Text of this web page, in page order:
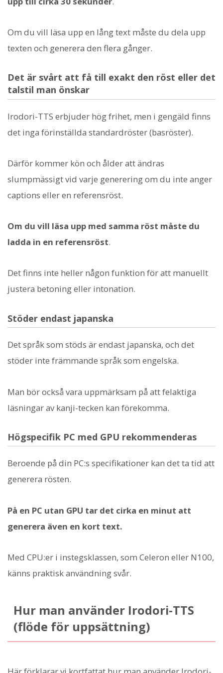
Om du vill läsa upp en lång text måste du dela upp
texten och generera den flera gånger.
Det är svårt att få till exakt den röst eller det
talstil man önskar
Irodori-TTS erbjuder hög frihet, men i gengäld finns
det inga förinställda standardröster (basröster).
Därför kommer kön och ålder att ändras
slumpmässigt vid varje generering om du inte anger
captions eller en referensröst.
Om du vill läsa upp med samma röst måste du
ladda in en referensröst.
Det finns inte heller någon funktion för att manuellt
justera betoning eller intonation.
Stöder endast japanska
Det språk som stöds är endast japanska, och det
stöder inte främmande språk som engelska.
Man bör också vara uppmärksam på att felaktiga
läsningar av kanji-tecken kan förekomma.
Högspecifik PC med GPU rekommenderas
Beroende på din PC:s specifikationer kan det ta tid att
generera rösten.
På en PC utan GPU tar det cirka en minut att
generera även en kort text.
Med CPU:er i instegsklassen, som Celeron eller N100,
känns praktisk användning svår.
Hur man använder Irodori-TTS
(flöde för uppsättning)